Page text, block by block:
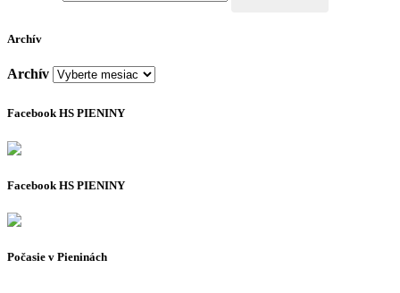
Archív
Archív
Facebook HS PIENINY
Facebook HS PIENINY
Počasie v Pieninách